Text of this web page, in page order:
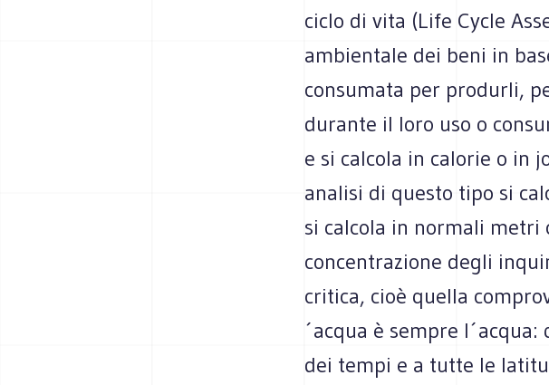
ciclo di vita (Life Cycle
ambientale dei beni in
consumata per produrli,
durante il loro uso o
e si calcola in calorie o in
analisi di questo tipo si
si calcola in normali metri
concentrazione degli
critica, cioè quella
´acqua è sempre
dei tempi e a tutte le